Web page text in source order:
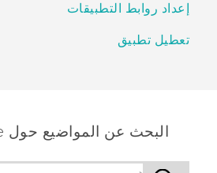
إعداد روابط التطبيقات
تعطيل تطبيق
البحث عن المواضيع حول HTC U12 life